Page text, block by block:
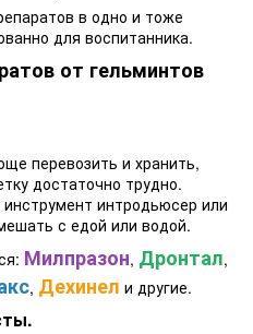
в одно и тоже
для воспитанника.
от гельминтов
перевозить и хранить,
достаточно трудно.
интродьюсер или
с едой или водой.
Милпразон, Дронтал,
, Дехинел и другие.